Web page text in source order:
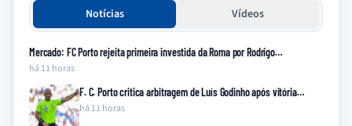
Notícias Vídeos
Mercado: FC Porto rejeita primeira investida da Roma por Rodrigo…
há 11 horas
F. C. Porto critica arbitragem de Luís Godinho após vitória…
há 11 horas